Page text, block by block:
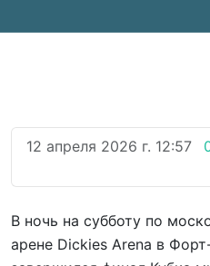
12 апреля 2026 г. 12:57
В ночь на субботу по
арене Dickies Arena в